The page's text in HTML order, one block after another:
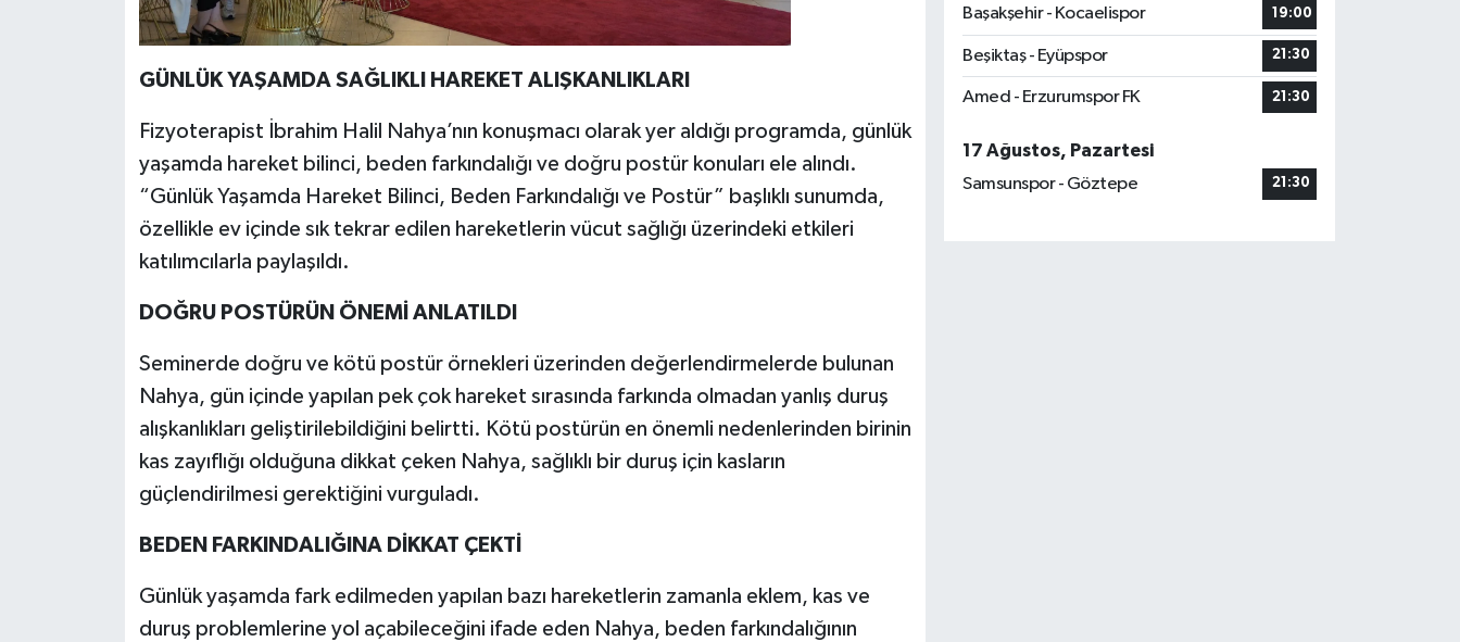
GÜNLÜK YAŞAMDA SAĞLIKLI HAREKET ALIŞKANLIKLARI
Fizyoterapist İbrahim Halil Nahya’nın konuşmacı olarak yer aldığı programda, günlük
yaşamda hareket bilinci, beden farkındalığı ve doğru postür konuları ele alındı.
“Günlük Yaşamda Hareket Bilinci, Beden Farkındalığı ve Postür” başlıklı sunumda,
özellikle ev içinde sık tekrar edilen hareketlerin vücut sağlığı üzerindeki etkileri
katılımcılarla paylaşıldı.
DOĞRU POSTÜRÜN ÖNEMİ ANLATILDI
Seminerde doğru ve kötü postür örnekleri üzerinden değerlendirmelerde bulunan
Nahya, gün içinde yapılan pek çok hareket sırasında farkında olmadan yanlış duruş
alışkanlıkları geliştirilebildiğini belirtti. Kötü postürün en önemli nedenlerinden birinin
kas zayıflığı olduğuna dikkat çeken Nahya, sağlıklı bir duruş için kasların
güçlendirilmesi gerektiğini vurguladı.
BEDEN FARKINDALIĞINA DİKKAT ÇEKTİ
Günlük yaşamda fark edilmeden yapılan bazı hareketlerin zamanla eklem, kas ve
duruş problemlerine yol açabileceğini ifade eden Nahya, beden farkındalığının
Başakşehir - Kocaelispor
19:00
Beşiktaş - Eyüpspor 21:30
Amed - Erzurumspor FK 21:30
17 Ağustos, Pazartesi
Samsunspor - Göztepe
21:30